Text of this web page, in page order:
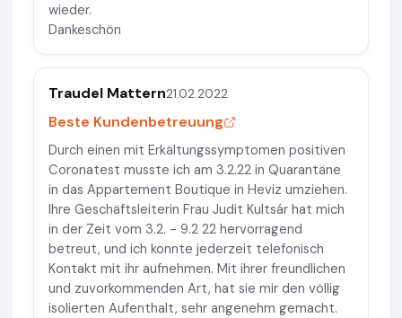
wieder.
Dankeschön
Traudel Mattern21.02.2022
Beste Kundenbetreuung
Durch einen mit Erkältungssymptomen positiven
Coronatest musste ich am 3.2.22 in Quarantäne
in das Appartement Boutique in Heviz umziehen.
Ihre Geschäftsleiterin Frau Judit Kultsár hat mich
in der Zeit vom 3.2. - 9.2 22 hervorragend
betreut, und ich konnte jederzeit telefonisch
Kontakt mit ihr aufnehmen. Mit ihrer freundlichen
und zuvorkommenden Art, hat sie mir den völlig
isolierten Aufenthalt, sehr angenehm gemacht.